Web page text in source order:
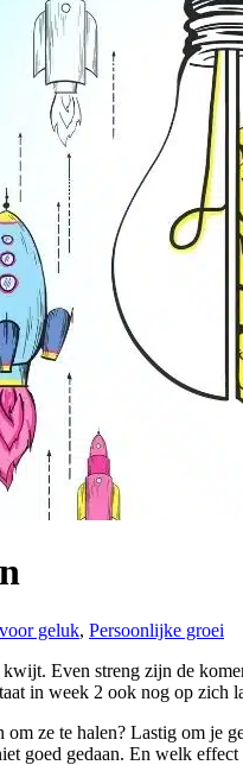
geluk, Persoonlijke groei
Even streng zijn de
in week 2 ook nog op zich
om ze te halen? Lastig om je
goed gedaan. En welk